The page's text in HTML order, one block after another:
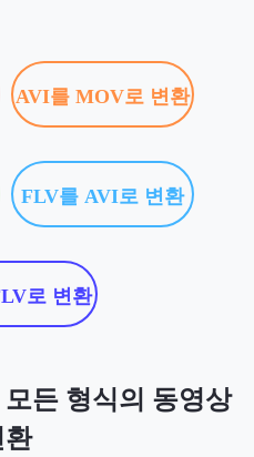
AVI를 MOV로 변환
FLV를 AVI로 변환
로 변환
든 형식의 동영상
환